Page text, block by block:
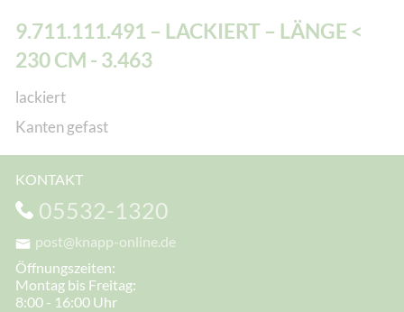
9.711.111.491 – LACKIERT – LÄNGE <
230 CM - 3.463
lackiert
Kanten gefast
KONTAKT
05532-1320
post@knapp-online.de
Öffnungszeiten:
Montag bis Freitag:
8:00 - 16:00 Uhr